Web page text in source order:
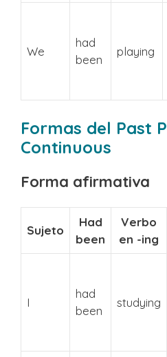
We
had
been
playing
Formas del Past
Continuous
Forma afirmativa
Sujeto
Had
been
Verbo
en -ing
I
had
been
studying